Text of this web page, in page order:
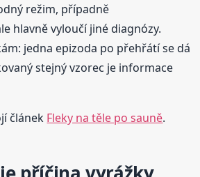
režim, případně
hlavně vyloučí jiné diagnózy.
jedna epizoda po přehřátí se dá
stejný vzorec je informace
článek Fleky na těle po sauně.